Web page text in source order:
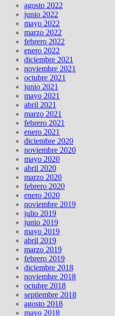
agosto 2022
junio 2022
mayo 2022
marzo 2022
febrero 2022
enero 2022
diciembre 2021
noviembre 2021
octubre 2021
junio 2021
mayo 2021
abril 2021
marzo 2021
febrero 2021
enero 2021
diciembre 2020
noviembre 2020
mayo 2020
abril 2020
marzo 2020
febrero 2020
enero 2020
noviembre 2019
julio 2019
junio 2019
mayo 2019
abril 2019
marzo 2019
febrero 2019
diciembre 2018
noviembre 2018
octubre 2018
septiembre 2018
agosto 2018
mayo 2018